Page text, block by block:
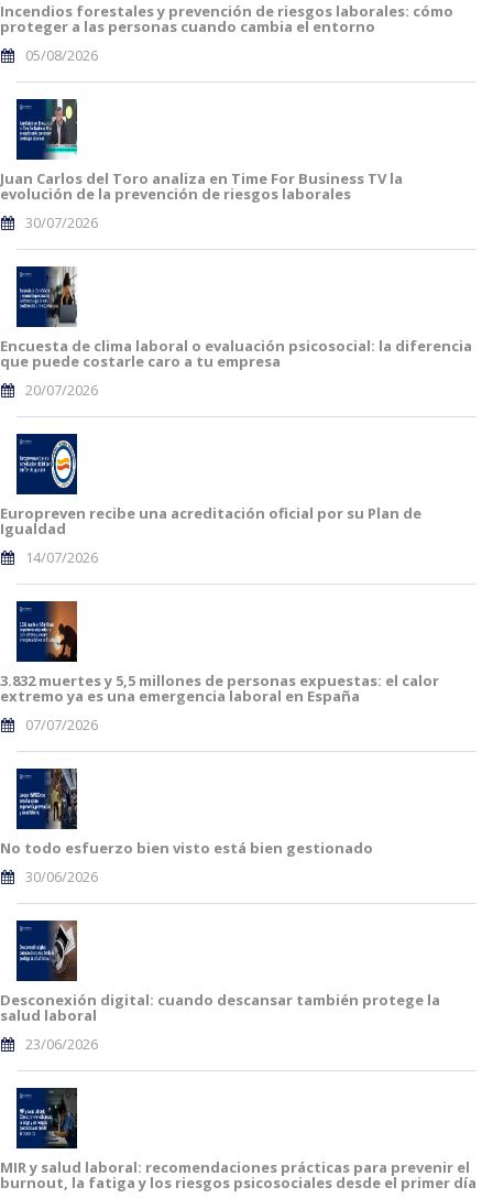
Incendios forestales y prevención de riesgos laborales: cómo
proteger a las personas cuando cambia el entorno
05/08/2026
Juan Carlos del Toro analiza en Time For Business TV la
evolución de la prevención de riesgos laborales
30/07/2026
Encuesta de clima laboral o evaluación psicosocial: la diferencia
que puede costarle caro a tu empresa
20/07/2026
Europreven recibe una acreditación oficial por su Plan de
Igualdad
14/07/2026
3.832 muertes y 5,5 millones de personas expuestas: el calor
extremo ya es una emergencia laboral en España
07/07/2026
No todo esfuerzo bien visto está bien gestionado
30/06/2026
Desconexión digital: cuando descansar también protege la
salud laboral
23/06/2026
MIR y salud laboral: recomendaciones prácticas para prevenir el
burnout, la fatiga y los riesgos psicosociales desde el primer día